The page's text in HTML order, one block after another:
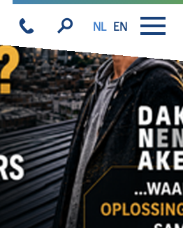
NL EN